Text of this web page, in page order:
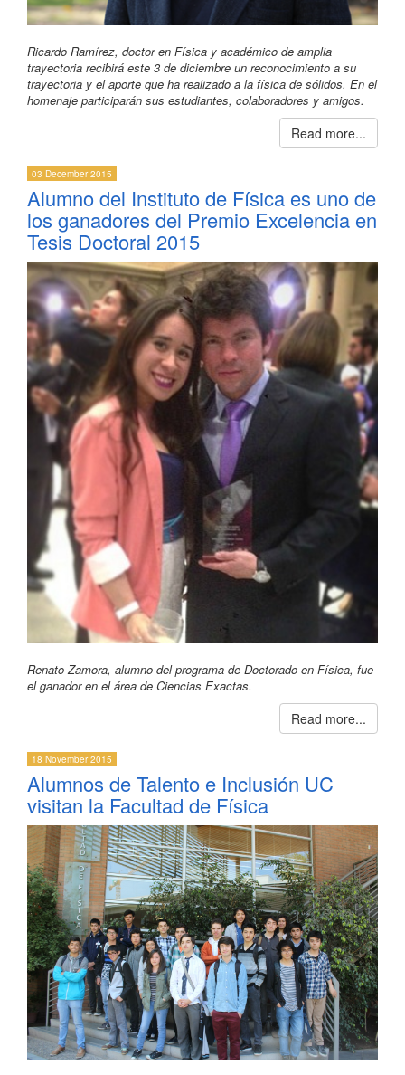
Ricardo Ramírez, doctor en Física y académico de amplia
trayectoria recibirá este 3 de diciembre un reconocimiento a su
trayectoria y el aporte que ha realizado a la física de sólidos. En el
homenaje participarán sus estudiantes, colaboradores y amigos.
Read more...
03 December 2015
Alumno del Instituto de Física es uno de
los ganadores del Premio Excelencia en
Tesis Doctoral 2015
Renato Zamora, alumno del programa de Doctorado en Física, fue
el ganador en el área de Ciencias Exactas.
Read more...
18 November 2015
Alumnos de Talento e Inclusión UC
visitan la Facultad de Física